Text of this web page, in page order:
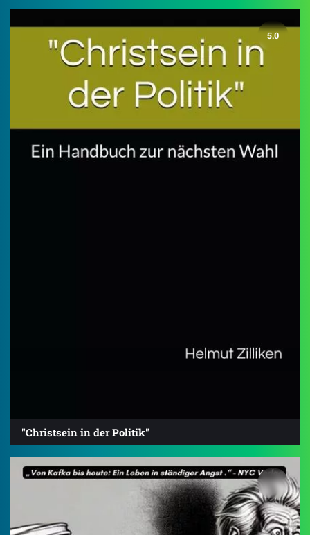
5.0
"Christsein in der Politik"